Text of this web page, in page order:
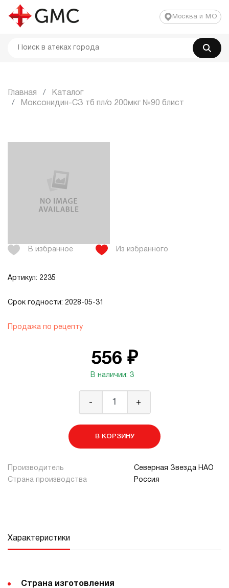
Москва и МО
Главная
Каталог
Моксонидин-СЗ тб пл/о 200мкг №90 блист
В избранное Из избранного
Артикул: 2235
Срок годности: 2028-05-31
Продажа по рецепту
556 ₽
В наличии: 3
- +
В КОРЗИНУ
Производитель
Северная Звезда НАО
Страна производства
Россия
Характеристики
Страна изготовления